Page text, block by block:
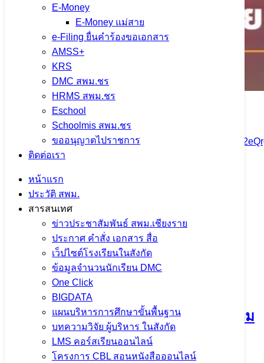
E-Money
E-Money แม่สาย
e-Filing ยื่นคำร้องขอเอกสาร
AMSS+
KRS
DMC สพม.ชร
HRMS สพม.ชร
Eschool
Schoolmis สพม.ชร
ขออนุญาตไปราชการ
ติดต่อเรา
หน้าแรก
ประวัติ สพม.
สารสนเทศ
ข่าวประชาสัมพันธ์ สพม.เชียงราย
ประกาศ คำสั่ง เอกสาร สื่อ
เว็ปไซต์โรงเรียนในสังกัด
ข้อมูลจำนวนนักเรียน DMC
One Click
BIGDATA
แผนบริหารการศึกษาขั้นพื้นฐาน
บทความวิจัย ผู้บริหาร ในสังกัด
LMS คอร์สเรียนออนไลน์
โครงการ CBL สอนหนังสือออนไลน์
รูปภาพเพิ่มเติม หรือดาวโหลดรูปภาพทั้งหมดได้ที่
https://drive.google.com/drive/folders/
usp=share_link
จำนวนผู้ชม: 1,441
เนื้อหาอื่นๆ
การประชุมคณะกรรมการขับเคลื่อน
การนำเข้าข้อมูล OIT+ ประจำ
ปีงบประมาณ พ.ศ. 2569 มุ่งยกระดับความ
โปร่งใสในการดำเนินงาน